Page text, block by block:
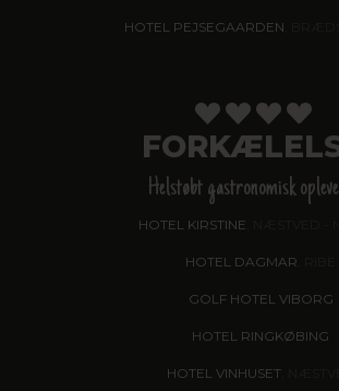
HOTEL PEJSEGAARDEN
Helstøbt gastronomisk
HOTEL KIRSTINE
HOTEL DAGMAR
GOLF HOTEL VIBORG
HOTEL RINGKØBING
HOTEL VINHUSET,